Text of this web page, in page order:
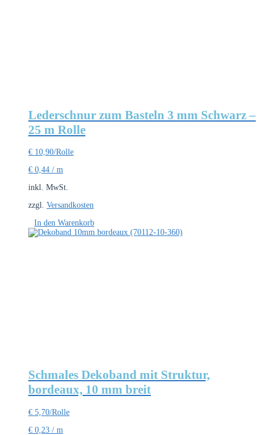
Lederschnur zum Basteln 3 mm Schwarz –
25 m Rolle
€ 10,90/Rolle
€ 0,44 / m
inkl. MwSt.
zzgl. Versandkosten
In den Warenkorb
Schmales Dekoband mit Struktur,
bordeaux, 10 mm breit
€ 5,70/Rolle
€ 0,23 / m